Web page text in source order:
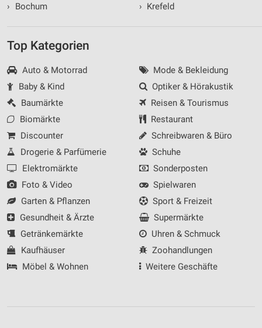
›
Bochum
› Krefeld
Top Kategorien
Auto & Motorrad
Baby & Kind
Baumärkte
Biomärkte
Discounter
Drogerie & Parfümerie
Elektromärkte
Foto & Video
Garten & Pflanzen
Gesundheit & Ärzte
Getränkemärkte
Kaufhäuser
Möbel & Wohnen
Mode & Bekleidung
Optiker & Hörakustik
Reisen & Tourismus
Restaurant
Schreibwaren & Büro
Schuhe
Sonderposten
Spielwaren
Sport & Freizeit
Supermärkte
Uhren & Schmuck
Zoohandlungen
Weitere Geschäfte